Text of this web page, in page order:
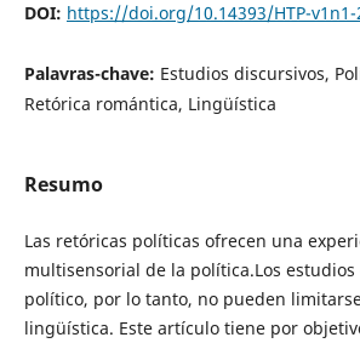
DOI: https://doi.org/10.14393/HTP-v1n1-
Palavras-chave: Estudios discursivos,
Retórica romántica, Lingüística
Resumo
Las retóricas políticas ofrecen una
multisensorial de la política.Los
político, por lo tanto, no pueden
lingüística. Este artículo tiene por